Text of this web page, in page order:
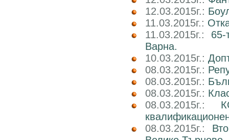
12.03.2015г.:
11.03.2015г.:
11.03.2015г.:
Варна.
10.03.2015г.:
08.03.2015г.:
08.03.2015г.:
08.03.2015г.:
08.03.2015г.:
08.03.2015г.: